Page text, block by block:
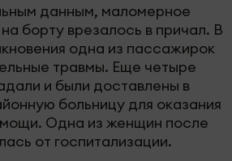
данным, маломерное
борту врезалось в причал. В
одна из пассажирок
травмы. Еще четыре
и были доставлены в
больницу для оказания
Одна из женщин после
от госпитализации.